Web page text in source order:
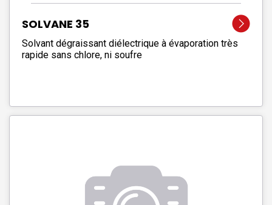
SOLVANE 35
Solvant dégraissant diélectrique à évaporation très
rapide sans chlore, ni soufre